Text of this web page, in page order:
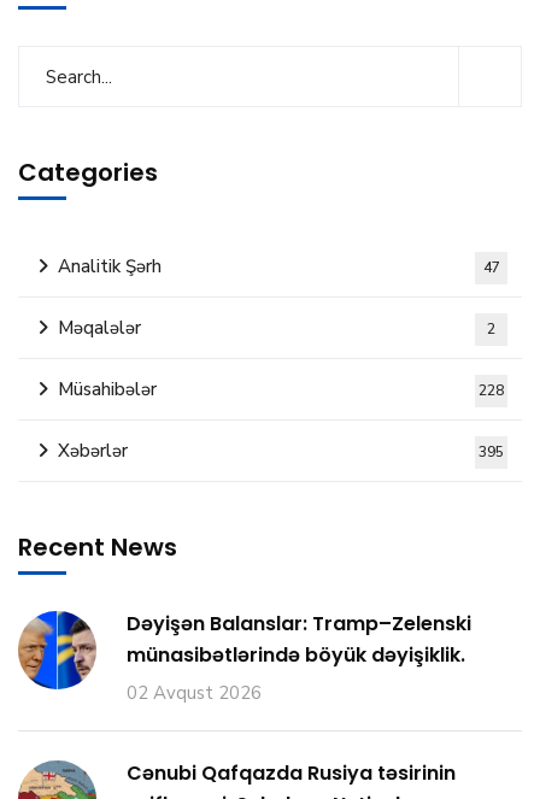
Categories
Analitik Şərh 47
Məqalələr 2
Müsahibələr 228
Xəbərlər 395
Recent News
Dəyişən Balanslar: Tramp–Zelenski
münasibətlərində böyük dəyişiklik.
02 Avqust 2026
Cənubi Qafqazda Rusiya təsirinin